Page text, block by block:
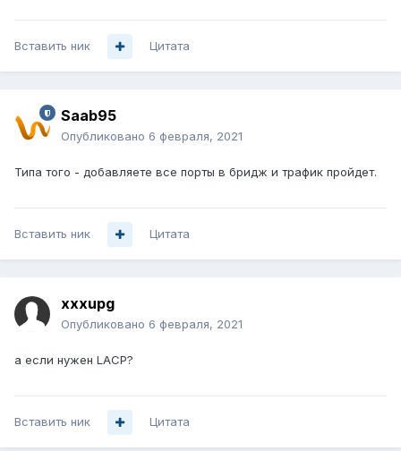
Вставить ник Цитата
Saab95
Опубликовано 6 февраля, 2021
Типа того - добавляете все порты в бридж и трафик пройдет.
Вставить ник Цитата
xxxupg
Опубликовано 6 февраля, 2021
а если нужен LACP?
Вставить ник Цитата